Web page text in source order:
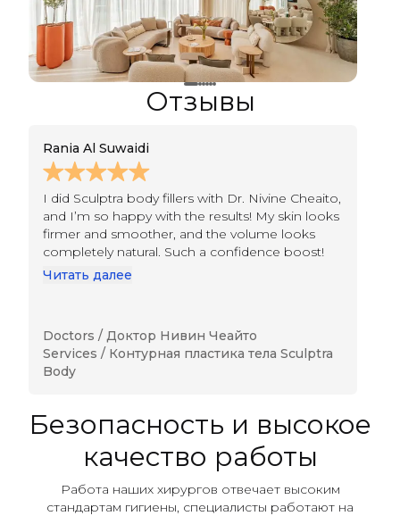
Отзывы
Rania Al Suwaidi
I did Sculptra body fillers with Dr. Nivine Cheaito,
and I’m so happy with the results! My skin looks
firmer and smoother, and the volume looks
completely natural. Such a confidence boost!
Читать далее
Doctors / Доктор Нивин Чеайто
Services / Контурная пластика тела Sculptra
Body
Безопасность и высокое
качество работы
Работа наших хирургов отвечает высоким
стандартам гигиены, специалисты работают на